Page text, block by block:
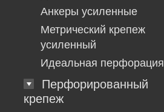
Анкеры усиленные
Метрический крепеж
усиленный
Идеальная перфорация
Перфорированный
крепеж